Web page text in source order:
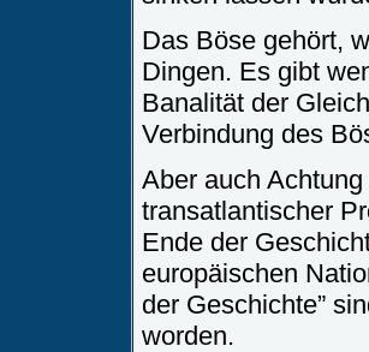
Das Böse gehört,
Dingen. Es gibt
Banalität der
Verbindung des
Aber auch
transatlantischer
Ende der
europäischen
der Geschichte”
worden.